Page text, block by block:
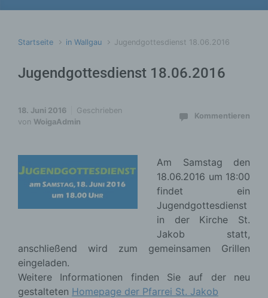
Startseite in Wallgau Jugendgottesdienst 18.06.2016
Jugendgottesdienst 18.06.2016
18. Juni 2016
Geschrieben
von WoigaAdmin
Kommentieren
Am Samstag den
18.06.2016 um 18:00
findet ein
Jugendgottesdienst
in der Kirche St.
Jakob statt,
anschließend wird zum gemeinsamen Grillen
eingeladen.
Weitere Informationen finden Sie auf der neu
gestalteten Homepage der Pfarrei St. Jakob